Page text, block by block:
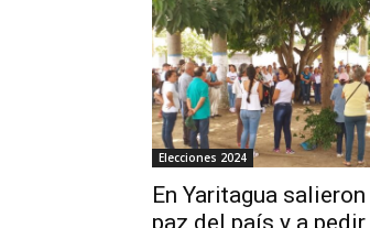
Elecciones 2024
En Yaritagua
paz del país y a pedir